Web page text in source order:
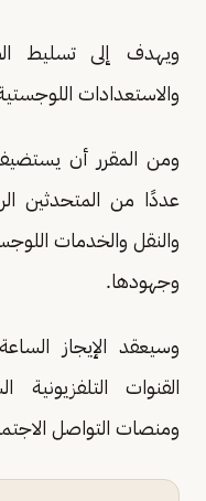
ويهدف إلى تسليط
والاستعدادات
ومن المقرر أن يستضيف
عددًا من المتحدثين
والنقل والخدمات
وجهودها.
ومنصات التواصل